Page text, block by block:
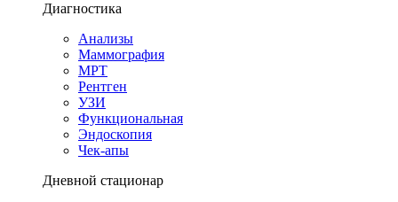
Диагностика
Анализы
Маммография
МРТ
Рентген
УЗИ
Функциональная
Эндоскопия
Чек-апы
Дневной стационар